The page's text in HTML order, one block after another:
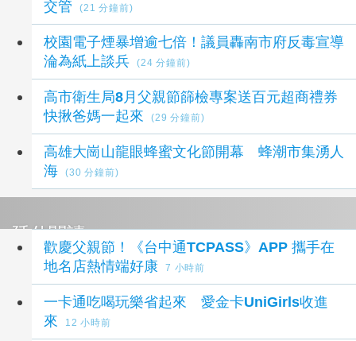
交管
(21 分鐘前)
校園電子煙暴增逾七倍！議員轟南市府反毒宣導
淪為紙上談兵
(24 分鐘前)
高市衛生局8月父親節篩檢專案送百元超商禮券
快揪爸媽一起來
(29 分鐘前)
高雄大崗山龍眼蜂蜜文化節開幕 蜂潮市集湧人
海
(30 分鐘前)
延伸閱讀
歡慶父親節！《台中通TCPASS》APP 攜手在
地名店熱情端好康
7 小時前
一卡通吃喝玩樂省起來 愛金卡UniGirls收進
來
12 小時前